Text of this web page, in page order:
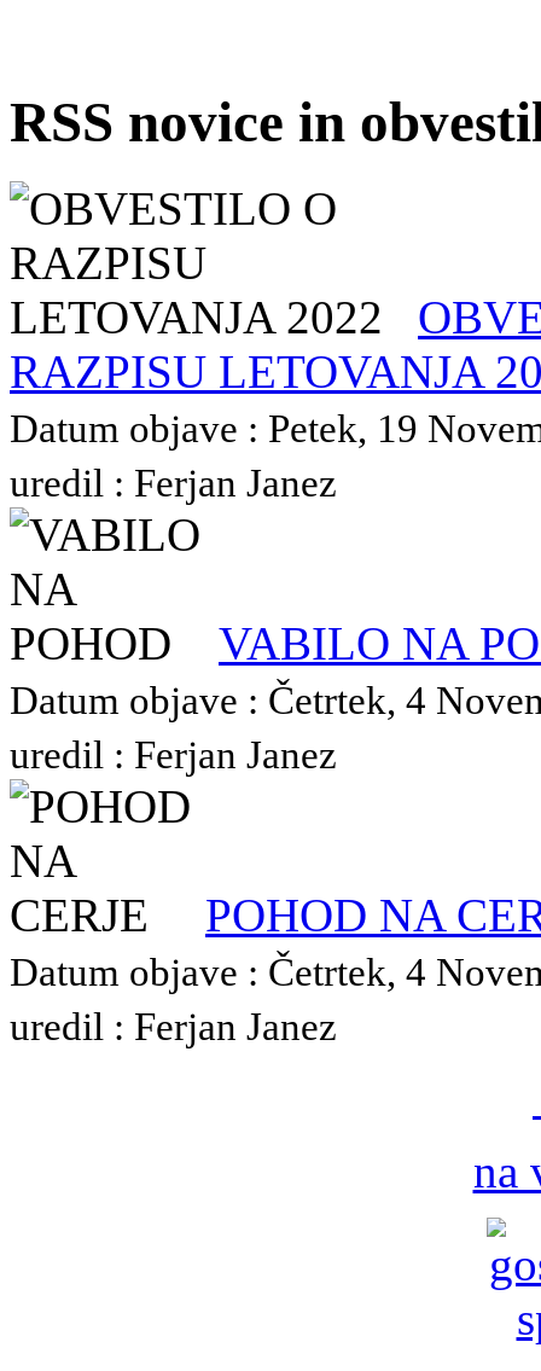
RSS novice in
RAZPISU LETOVANJA
Datum objave : Petek, 19
uredil : Ferjan Janez
VABILO NA
Datum objave : Četrtek, 4
uredil : Ferjan Janez
POHOD NA
Datum objave : Četrtek, 4
uredil : Ferjan Janez
na